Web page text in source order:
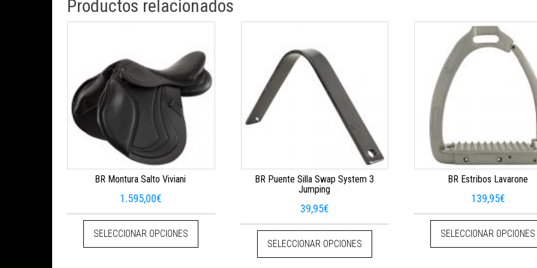
Productos relacionados
BR Montura Salto Viviani
1.595,00€
SELECCIONAR OPCIONES
Este producto tiene múltiples variantes. Las opciones se pueden elegir en la página de
BR Puente Silla Swap System 3
Jumping
39,95€
SELECCIONAR OPCIONES
Este producto tiene múltiples variantes.
BR Estribos Lavarone
139,95€
SELECCIONAR OPCIONES